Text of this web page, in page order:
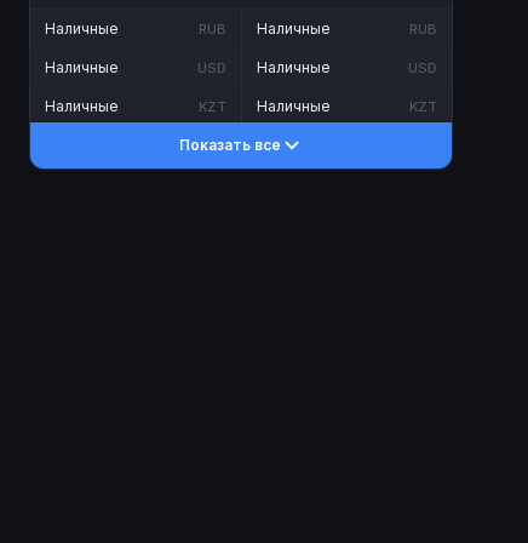
Наличные RUB
Наличные USD
Наличные KZT
Наличные RUB
Наличные USD
Наличные KZT
Показать все